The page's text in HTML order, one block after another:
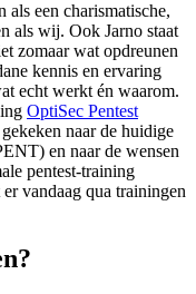
als een charismatische,
als wij. Ook Jarno staat
zomaar wat opdreunen
kennis en ervaring
echt werkt én waarom.
OptiSec Pentest
naar de huidige
en naar de wensen
pentest-training
vandaag qua trainingen